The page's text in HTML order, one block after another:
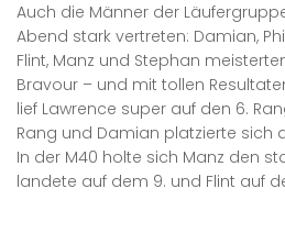
Auch die Männer der
Abend stark vertreten: Damian,
Flint, Manz und Stephan
Bravour – und mit tollen
lief Lawrence super auf den 6.
Rang und Damian platzierte sich
In der M40 holte sich Manz den
landete auf dem 9. und Flint auf